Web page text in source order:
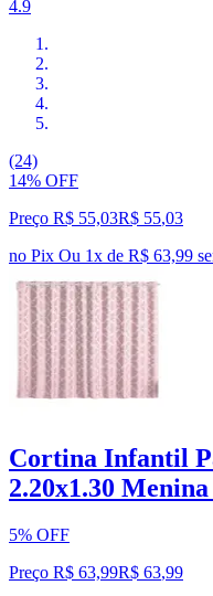
4.9
(24)
14% OFF
Preço R$ 55,03R$ 55,03
no Pix Ou 1x de R$ 63,99
Cortina Infantil
2.20x1.30
5% OFF
Preço R$ 63,99R$ 63,99